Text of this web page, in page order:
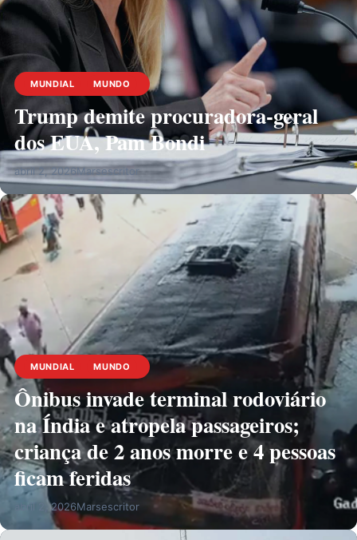
MUNDIAL MUNDO
Trump demite procuradora-geral
dos EUA, Pam Bondi
abril 2, 2026Marsescritor
MUNDIAL MUNDO
Ônibus invade terminal rodoviário
na Índia e atropela passageiros;
criança de 2 anos morre e 4 pessoas
ficam feridas
abril 2, 2026Marsescritor